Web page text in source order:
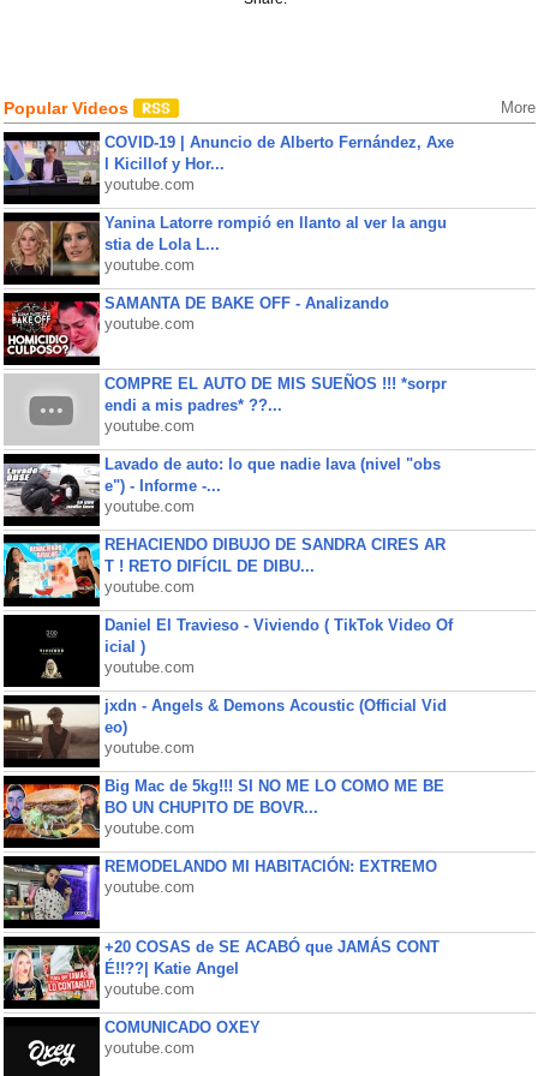
Popular Videos More
COVID-19 | Anuncio de Alberto Fernández, Axe
l Kicillof y Hor...
youtube.com
Yanina Latorre rompió en llanto al ver la angu
stia de Lola L...
youtube.com
SAMANTA DE BAKE OFF - Analizando
youtube.com
COMPRE EL AUTO DE MIS SUEÑOS !!! *sorpr
endi a mis padres* ??...
youtube.com
Lavado de auto: lo que nadie lava (nivel "obs
e") - Informe -...
youtube.com
REHACIENDO DIBUJO DE SANDRA CIRES AR
T ! RETO DIFÍCIL DE DIBU...
youtube.com
Daniel El Travieso - Viviendo ( TikTok Video Of
icial )
youtube.com
jxdn - Angels & Demons Acoustic (Official Vid
eo)
youtube.com
Big Mac de 5kg!!! SI NO ME LO COMO ME BE
BO UN CHUPITO DE BOVR...
youtube.com
REMODELANDO MI HABITACIÓN: EXTREMO
youtube.com
+20 COSAS de SE ACABÓ que JAMÁS CONT
É!!??| Katie Angel
youtube.com
COMUNICADO OXEY
youtube.com